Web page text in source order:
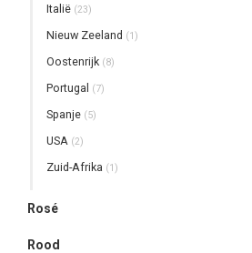
Italië (23)
Nieuw Zeeland (1)
Oostenrijk (8)
Portugal (7)
Spanje (5)
USA (2)
Zuid-Afrika (1)
Rosé
Rood